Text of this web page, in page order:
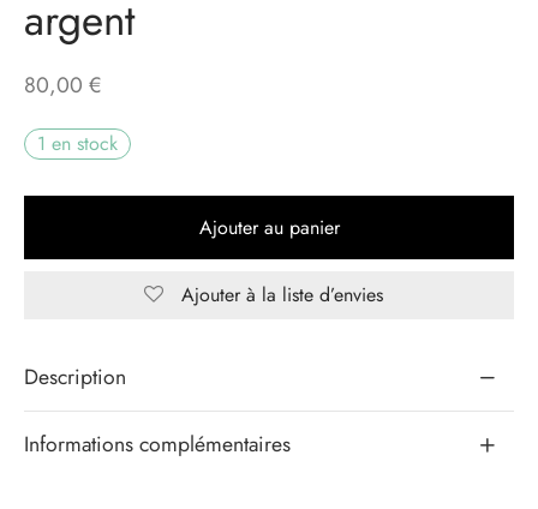
argent
80,00 €
1 en stock
Ajouter au panier
Ajouter à la liste d’envies
Description
Informations complémentaires
Jours